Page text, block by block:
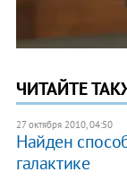
ЧИТАЙТЕ
27 октября 2010, 04:50
Найден
галактике